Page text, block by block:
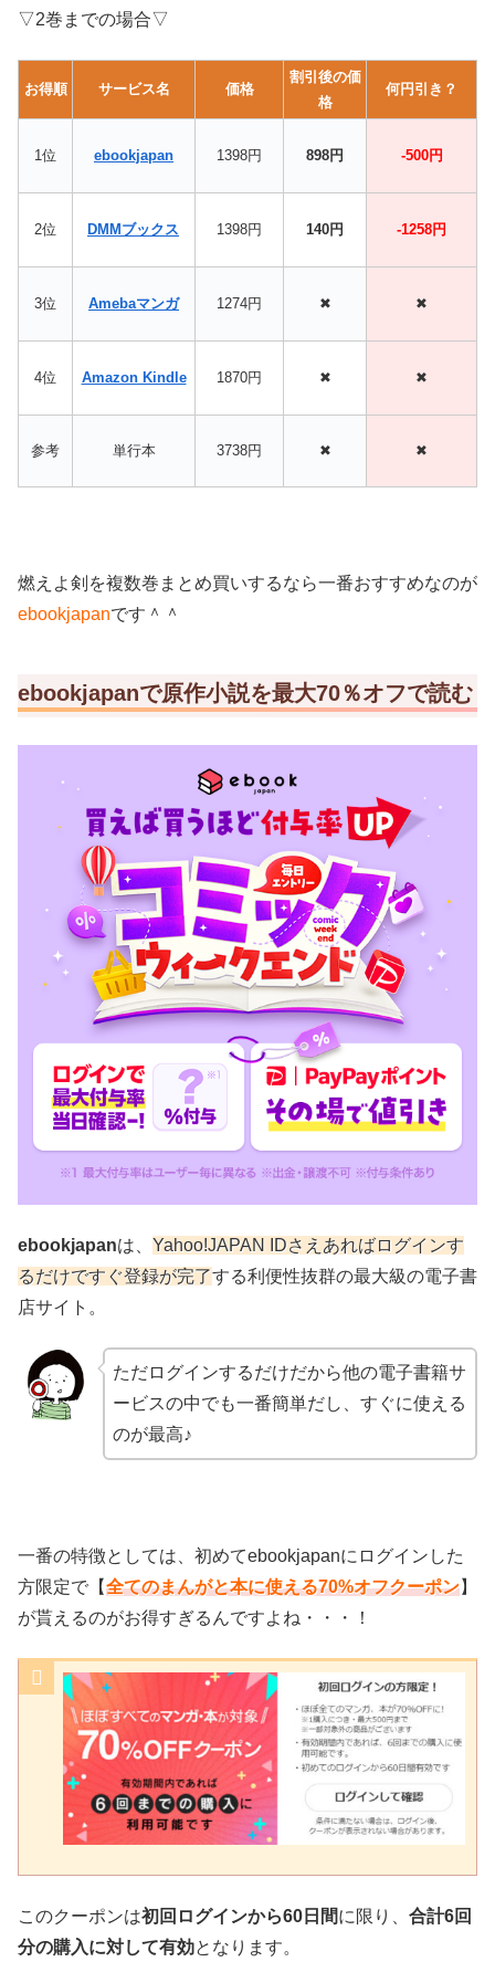
▽2巻までの場合▽
お得順 サービス名 価格
割引後の価
格
何円引き？
1位 ebookjapan 1398円 898円 -500円
2位 DMMブックス 1398円 140円 -1258円
3位 Amebaマンガ 1274円 ✖ ✖
4位 Amazon Kindle 1870円 ✖ ✖
参考 単行本 3738円 ✖ ✖
燃えよ剣を複数巻まとめ買いするなら一番おすすめなのが
ebookjapanです＾＾
ebookjapanで原作小説を最大70％オフで読む
ebookjapanは、 Yahoo!JAPAN IDさえあればログインす
るだけですぐ登録が完了する利便性抜群の最大級の電子書
店サイト。
ただログインするだけだから他の電子書籍サ
ービスの中でも一番簡単だし、すぐに使える
のが最高♪
一番の特徴としては、初めてebookjapanにログインした
方限定で【全てのまんがと本に使える70%オフクーポン】
が貰えるのがお得すぎるんですよね・・・！
このクーポンは初回ログインから60日間に限り、 合計6回
分の購入に対して有効となります。